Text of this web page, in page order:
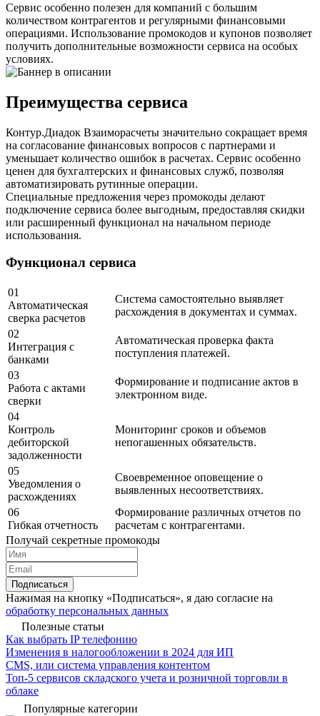
Сервис особенно полезен для компаний с большим
количеством контрагентов и регулярными финансовыми
операциями. Использование промокодов и купонов позволяет
получить дополнительные возможности сервиса на особых
условиях.
Преимущества сервиса
Контур.Диадок Взаиморасчеты значительно сокращает время
на согласование финансовых вопросов с партнерами и
уменьшает количество ошибок в расчетах. Сервис особенно
ценен для бухгалтерских и финансовых служб, позволяя
автоматизировать рутинные операции.
Специальные предложения через промокоды делают
подключение сервиса более выгодным, предоставляя скидки
или расширенный функционал на начальном периоде
использования.
Функционал сервиса
01
Автоматическая
сверка расчетов
Система самостоятельно выявляет
расхождения в документах и суммах.
02
Интеграция с
банками
Автоматическая проверка факта
поступления платежей.
03
Работа с актами
сверки
Формирование и подписание актов в
электронном виде.
04
Контроль
дебиторской
задолженности
Мониторинг сроков и объемов
непогашенных обязательств.
05
Уведомления о
расхождениях
Своевременное оповещение о
выявленных несоответствиях.
06
Гибкая отчетность
Формирование различных отчетов по
расчетам с контрагентами.
Получай секретные промокоды
Подписаться
Нажимая на кнопку «Подписаться», я даю согласие на
обработку персональных данных
Полезные статьи
Как выбрать IP телефонию
Изменения в налогообложении в 2024 для ИП
CMS, или система управления контентом
Топ-5 сервисов складского учета и розничной торговли в
облаке
Популярные категории